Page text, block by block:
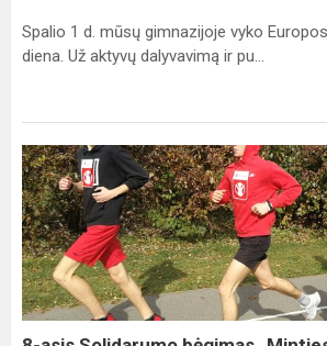
Spalio 1 d. mūsų gimnazijoje vyko
diena. Už aktyvų dalyvavimą ir pu...
8-
asis
Solidarumo
bėgimas
„Minties“
gimnazijoje